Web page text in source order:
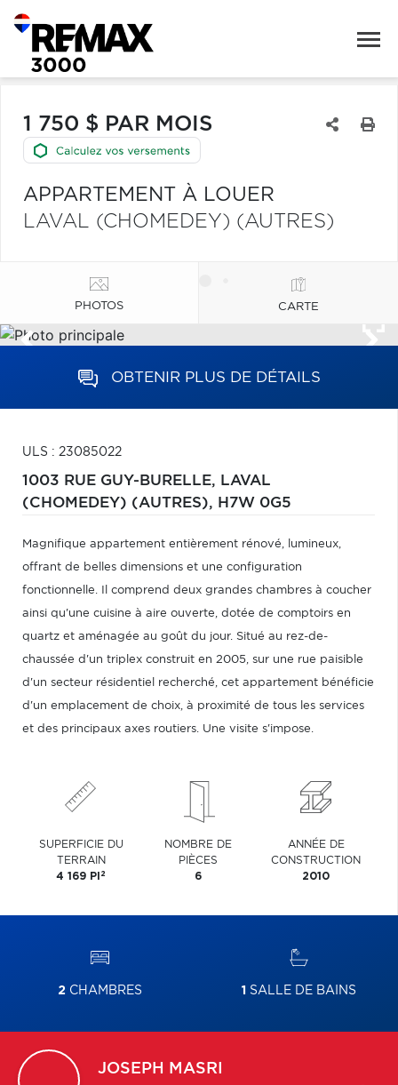
1 750 $ PAR MOIS
APPARTEMENT À LOUER
LAVAL (CHOMEDEY) (AUTRES)
PHOTOS CARTE
OBTENIR PLUS DE DÉTAILS
ULS : 23085022
1003 RUE GUY-BURELLE, LAVAL
(CHOMEDEY) (AUTRES), H7W 0G5
Magnifique appartement entièrement rénové, lumineux,
offrant de belles dimensions et une configuration
fonctionnelle. Il comprend deux grandes chambres à coucher
ainsi qu'une cuisine à aire ouverte, dotée de comptoirs en
quartz et aménagée au goût du jour. Situé au rez-de-
chaussée d'un triplex construit en 2005, sur une rue paisible
d'un secteur résidentiel recherché, cet appartement bénéficie
d'un emplacement de choix, à proximité de tous les services
et des principaux axes routiers. Une visite s'impose.
SUPERFICIE DU
TERRAIN
4 169 PI 2
NOMBRE DE
PIÈCES
6
ANNÉE DE
CONSTRUCTION
2010
2CHAMBRES 1 SALLE DE BAINS
JOSEPH MASRI